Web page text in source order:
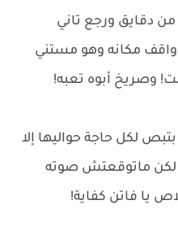
دقايق ورجع تاني
واقف مكانه وهو مستني
وصريخ أبوه تعبه!
لكل حاجة حواليها إلا
لكن ماتوقعتش صوته
يا فاتن كفاية!